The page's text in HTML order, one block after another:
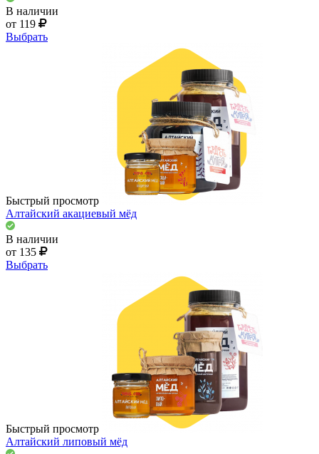
В наличии
от 119
Выбрать
Быстрый просмотр
Алтайский акациевый мёд
В наличии
от 135
Выбрать
Быстрый просмотр
Алтайский липовый мёд